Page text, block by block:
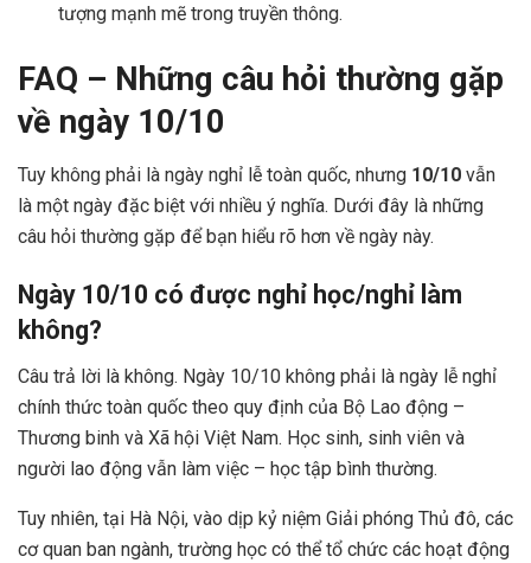
tượng mạnh mẽ trong truyền thông.
FAQ – Những câu hỏi thường gặp
về ngày 10/10
Tuy không phải là ngày nghỉ lễ toàn quốc, nhưng 10/10 vẫn
là một ngày đặc biệt với nhiều ý nghĩa. Dưới đây là những
câu hỏi thường gặp để bạn hiểu rõ hơn về ngày này.
Ngày 10/10 có được nghỉ học/nghỉ làm
không?
Câu trả lời là không. Ngày 10/10 không phải là ngày lễ nghỉ
chính thức toàn quốc theo quy định của Bộ Lao động –
Thương binh và Xã hội Việt Nam. Học sinh, sinh viên và
người lao động vẫn làm việc – học tập bình thường.
Tuy nhiên, tại Hà Nội, vào dịp kỷ niệm Giải phóng Thủ đô, các
cơ quan ban ngành, trường học có thể tổ chức các hoạt động